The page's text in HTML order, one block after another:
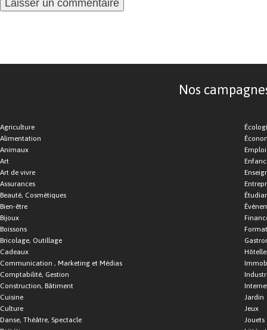
Nos
Agriculture
Alimentation
Animaux
Art
Art de vivre
Assurances
Beauté, Cosmétiques
Bien-être
Bijoux
Boissons
Bricolage, Outillage
Cadeaux
Communication , Marketing et Médias
Comptabilité, Gestion
Construction, Bâtiment
Cuisine
Culture
Danse, Théâtre, Spectacle
Emploi
Jardin
Jeux
Jouets